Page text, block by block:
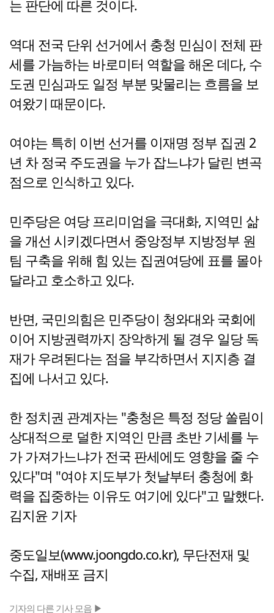
는 판단에 따른 것이다.
역대 전국 단위 선거에서 충청 민심이 전체 판
세를 가늠하는 바로미터 역할을 해온 데다, 수
도권 민심과도 일정 부분 맞물리는 흐름을 보
여왔기 때문이다.
여야는 특히 이번 선거를 이재명 정부 집권 2
년 차 정국 주도권을 누가 잡느냐가 달린 변곡
점으로 인식하고 있다.
민주당은 여당 프리미엄을 극대화, 지역민 삶
을 개선 시키겠다면서 중앙정부 지방정부 원
팀 구축을 위해 힘 있는 집권여당에 표를 몰아
달라고 호소하고 있다.
반면, 국민의힘은 민주당이 청와대와 국회에
이어 지방권력까지 장악하게 될 경우 일당 독
재가 우려된다는 점을 부각하면서 지지층 결
집에 나서고 있다.
한 정치권 관계자는 "충청은 특정 정당 쏠림이
상대적으로 덜한 지역인 만큼 초반 기세를 누
가 가져가느냐가 전국 판세에도 영향을 줄 수
있다"며 "여야 지도부가 첫날부터 충청에 화
력을 집중하는 이유도 여기에 있다"고 말했다.
김지윤 기자
중도일보(www.joongdo.co.kr), 무단전재 및
수집, 재배포 금지
기자의 다른 기사 모음 ▶